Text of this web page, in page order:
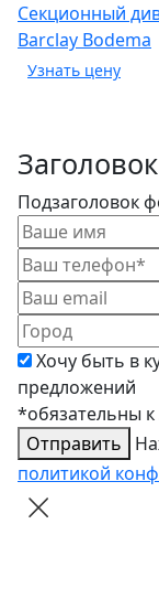
Секционный
Barclay Bodema
Подзаголовок
Хочу быть в
предложений
*обязательны
Отправить
политикой